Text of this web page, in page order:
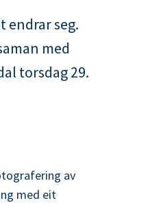
endrar seg.
med
torsdag 29.
av
med eit